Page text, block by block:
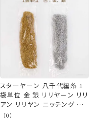
スターヤーン 八千代編糸 1
袋単位 金 銀 リリヤーン リリ
アン リリヤン ニッチング 手
まり タッセル イナズマ ネコ
（0）